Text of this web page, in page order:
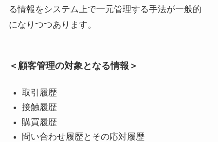
る情報をシステム上で一元管理する手法が一般的
になりつつあります。
＜顧客管理の対象となる情報＞
取引履歴
接触履歴
購買履歴
問い合わせ履歴とその応対履歴